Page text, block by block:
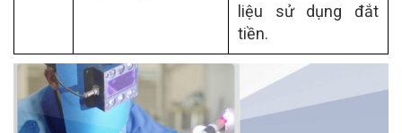
liệu sử dụng đắt
tiền.